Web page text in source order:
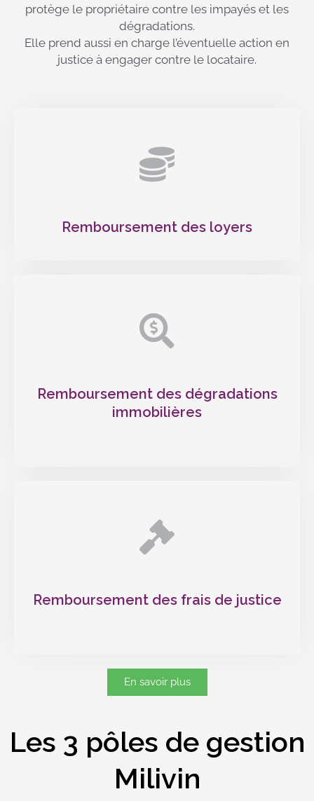
protège le propriétaire contre les impayés et les
dégradations.
Elle prend aussi en charge l’éventuelle action en
justice à engager contre le locataire.
Remboursement des loyers
Remboursement des dégradations
immobilières
Remboursement des frais de justice
En savoir plus
Les 3 pôles de gestion
Milivin